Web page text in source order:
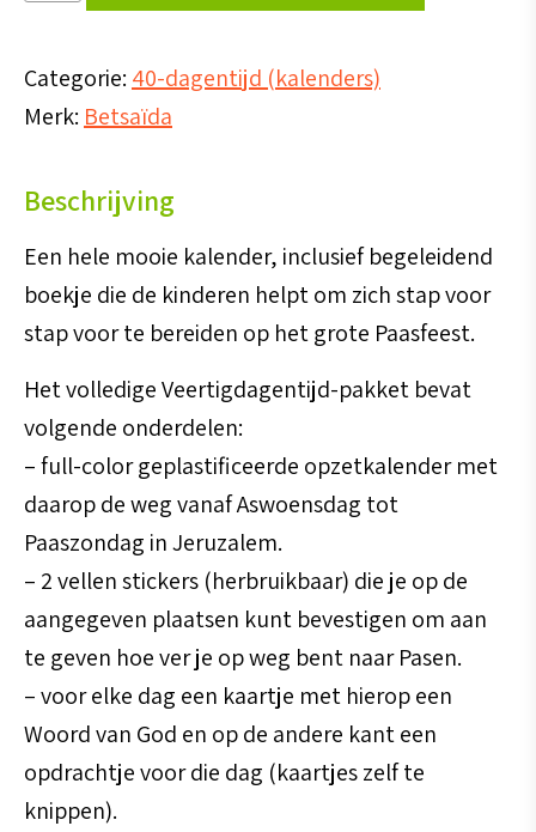
kalender
voor
stap
weg
naar
Pasen'
(inclusief
aantal
Categorie: 40-dagentijd (kalenders)
Merk: Betsaïda
Beschrijving
Een hele mooie kalender, inclusief begeleidend
boekje die de kinderen helpt om zich stap voor
stap voor te bereiden op het grote Paasfeest.
Het volledige Veertigdagentijd-pakket bevat
volgende onderdelen:
– full-color geplastificeerde opzetkalender met
daarop de weg vanaf Aswoensdag tot
Paaszondag in Jeruzalem.
– 2 vellen stickers (herbruikbaar) die je op de
aangegeven plaatsen kunt bevestigen om aan
te geven hoe ver je op weg bent naar Pasen.
– voor elke dag een kaartje met hierop een
Woord van God en op de andere kant een
opdrachtje voor die dag (kaartjes zelf te
knippen).